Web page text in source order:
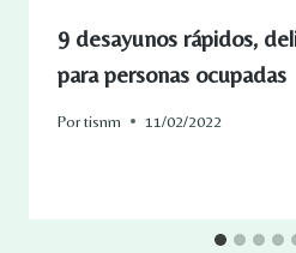
9 desayunos rápidos,
para personas ocupadas
Portisnm 11/02/2022